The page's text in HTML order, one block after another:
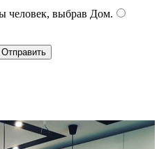
человек, выбрав Дом.